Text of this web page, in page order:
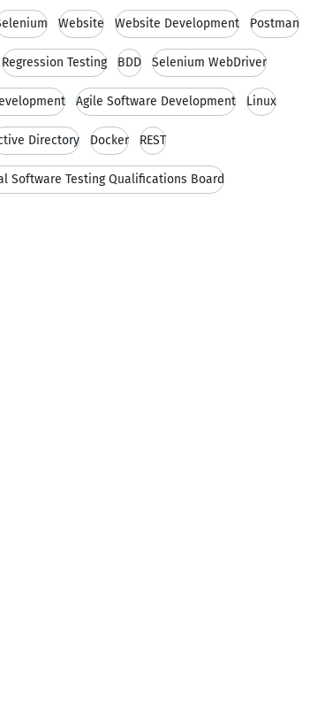
Website Website Development Postman
Regression Testing BDD Selenium WebDriver
Agile Software Development Linux
Directory Docker REST
Software Testing Qualifications Board